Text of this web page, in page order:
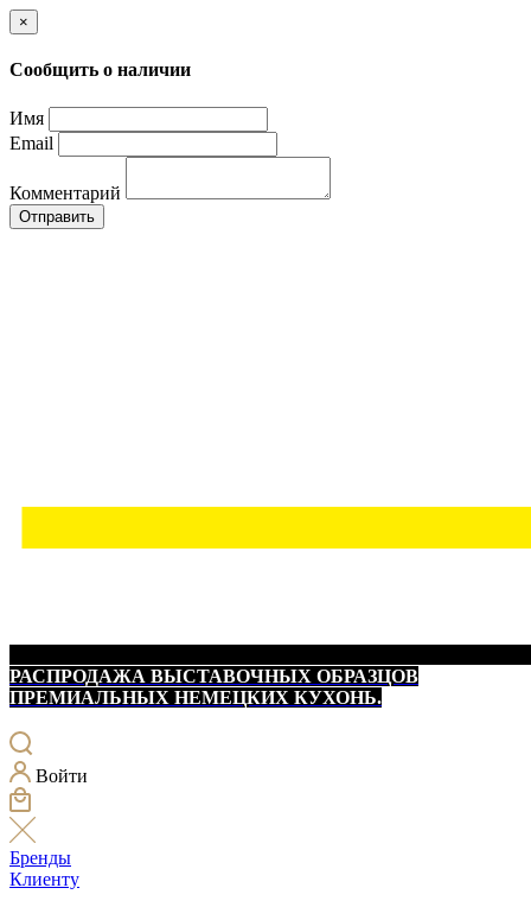
×
Сообщить о наличии
Имя
Email
Комментарий
Отправить
РАСПРОДАЖА ВЫСТАВОЧНЫХ ОБРАЗЦОВ
ПРЕМИАЛЬНЫХ НЕМЕЦКИХ КУХОНЬ.
Войти
Бренды
Клиенту